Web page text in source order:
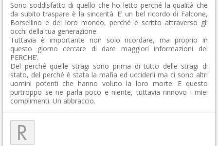
Sono soddisfatto di quello che ho letto perché la qualità che
da subito traspare è la sincerità. E’ un bel ricordo di Falcone,
Borsellino e del loro mondo, perché è scritto attraverso gli
occhi della tua generazione.
Tuttavia è importante non solo ricordare, ma proprio in
questo giorno cercare di dare maggiori informazioni del
PERCHE’.
Del perché quelle stragi sono prima di tutto delle stragi di
stato, del perché è stata la mafia ed ucciderli ma ci sono altri
uomini potenti che hanno voluto la loro morte. E questo
purtroppo se ne parla poco e niente, tuttavia rinnovo i miei
complimenti. Un abbraccio.